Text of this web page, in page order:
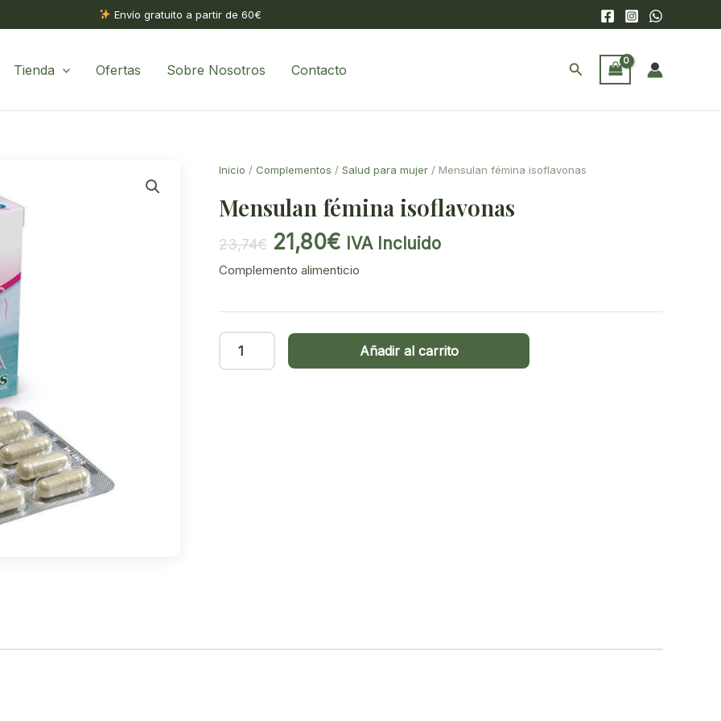
Envío gratuito a partir de 60€
Tienda Ofertas Sobre Nosotros Contacto Buscar
Inicio / Complementos / Salud para mujer / Mensulan fémina isoflavonas
Mensulan fémina isoflavonas
23,74€ El
precio
original
21,80€El
precio
actual
IVA Incluido
Complemento alimenticio
Mensulan
fémina
Añadir al carrito